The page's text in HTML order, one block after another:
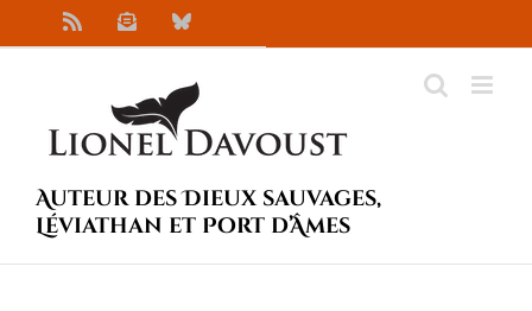
au
NewsletterBluesky
Auteur des Dieux sauvages,
Léviathan et Port d’Âmes